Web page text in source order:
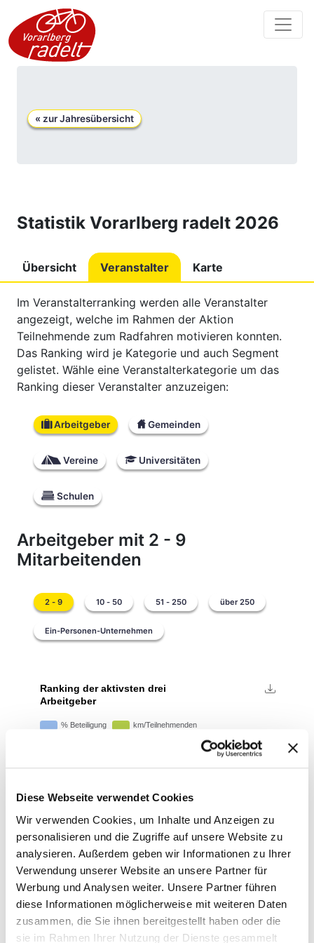
Diese Webseite verwendet Cookies
Wir verwenden Cookies, um Inhalte und Anzeigen zu
personalisieren und die Zugriffe auf unsere Website zu
analysieren. Außerdem geben wir Informationen zu Ihrer
Verwendung unserer Website an unsere Partner für
Werbung und Analysen weiter. Unsere Partner führen
diese Informationen möglicherweise mit weiteren Daten
zusammen, die Sie ihnen bereitgestellt haben oder die
sie im Rahmen Ihrer Nutzung der Dienste gesammelt
« zur Jahresübersicht
Statistik Vorarlberg radelt 2026
Übersicht Veranstalter Karte
Im Veranstalterranking werden alle Veranstalter
angezeigt, welche im Rahmen der Aktion
Teilnehmende zum Radfahren motivieren konnten.
Das Ranking wird je Kategorie und auch Segment
gelistet. Wähle eine Veranstalterkategorie um das
Ranking dieser Veranstalter anzuzeigen:
Arbeitgeber Gemeinden
Vereine Universitäten
Schulen
Arbeitgeber mit 2 - 9
Mitarbeitenden
2 - 9 10 - 50 51 - 250 über 250
Ein-Personen-Unternehmen